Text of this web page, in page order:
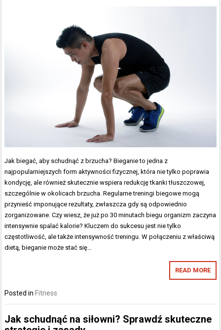
Jak biegać, aby schudnąć z brzucha? Bieganie to jedna z
najpopularniejszych form aktywności fizycznej, która nie tylko poprawia
kondycję, ale również skutecznie wspiera redukcję tkanki tłuszczowej,
szczególnie w okolicach brzucha. Regularne treningi biegowe mogą
przynieść imponujące rezultaty, zwłaszcza gdy są odpowiednio
zorganizowane. Czy wiesz, że już po 30 minutach biegu organizm zaczyna
intensywnie spalać kalorie? Kluczem do sukcesu jest nie tylko
częstotliwość, ale także intensywność treningu. W połączeniu z właściwą
dietą, bieganie może stać się…
READ MORE
Posted in Fitness
Jak schudnąć na siłowni? Sprawdź skuteczne